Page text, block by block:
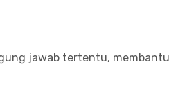
jawab tertentu, membantu